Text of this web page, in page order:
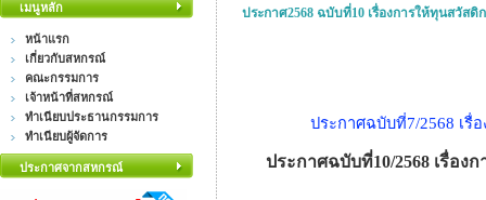
เมนูหลัก
หน้าแรก
เกี่ยวกับสหกรณ์
คณะกรรมการ
เจ้าหน้าที่สหกรณ์
ทำเนียบประธานกรรมการ
ทำเนียบผู้จัดการ
ประกาศจากสหกรณ์
ประกาศ2568 ฉบับที่10 เรื่องการให้ทุนสวัสดิ
ประกาศฉบับที่7/2568 เรื่
ประกาศฉบับที่10/2568 เรื่อง